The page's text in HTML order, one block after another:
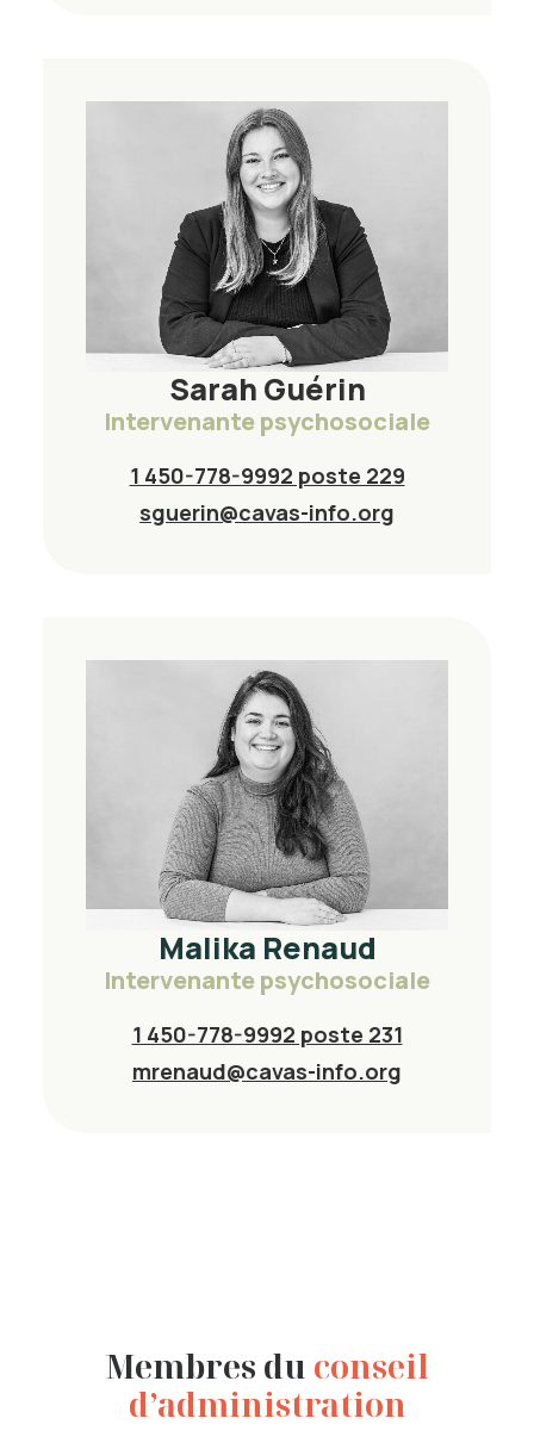
Sarah Guérin
Intervenante psychosociale
1 450-778-9992 poste 229
sguerin@cavas-info.org
Malika Renaud
Intervenante psychosociale
1 450-778-9992 poste 231
mrenaud@cavas-info.org
Membres du conseil
d’administration